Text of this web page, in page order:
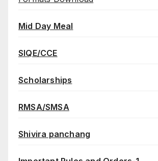
Mid Day Meal
SIQE/CCE
Scholarships
RMSA/SMSA
Shivira panchang